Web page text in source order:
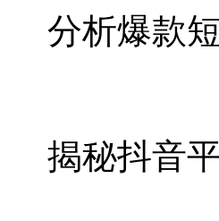
分析爆款
揭秘抖音